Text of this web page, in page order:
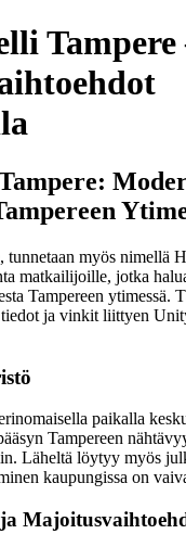
Tampere
tunnetaan myös nimellä
matkailijoille, jotka
Tampereen ytimessä.
tiedot ja vinkit liittyen
paikalla
Tampereen
Läheltä löytyy myös
kaupungissa on